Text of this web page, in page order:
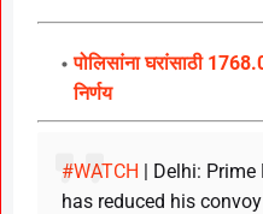
पोलिसांना घरांसाठी
निर्णय
#WATCH | Delhi:
has reduced his